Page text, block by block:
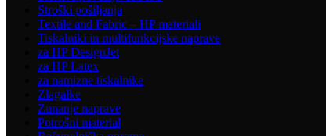
Stroški pošiljanja
Textile and Fabric – HP materiali
Tiskalniki in multifunkcijske naprave
za HP DesignJet
za HP Latex
za namizne tiskalnike
Zlagalke
Zunanje naprave
Potrošni material